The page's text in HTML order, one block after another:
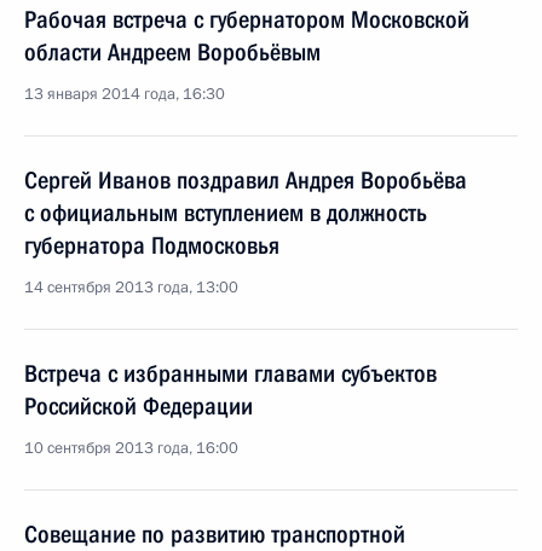
Рабочая встреча с губернатором Московской
области Андреем Воробьёвым
13 января 2014 года, 16:30
Сергей Иванов поздравил Андрея Воробьёва
с официальным вступлением в должность
губернатора Подмосковья
14 сентября 2013 года, 13:00
Встреча с избранными главами субъектов
Российской Федерации
10 сентября 2013 года, 16:00
Совещание по развитию транспортной